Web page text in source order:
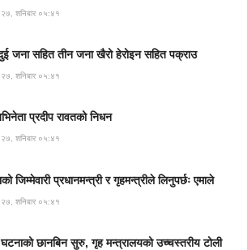
शनिबार ०५:४१
जना सहित तीन जना खैरो हेरोइन सहित पक्राउ
शनिबार ०५:४१
प्रदीप रावतको निधन
शनिबार ०५:४१
जिम्मेवारी प्रधानमन्त्री र गृहमन्त्रीले लिनुपर्छः एमाले
शनिबार ०५:४१
छानबिन सुरु, गृह मन्त्रालयको उच्चस्तरीय टोली